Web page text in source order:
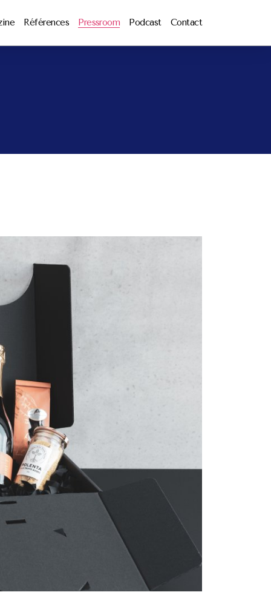
Références Pressroom Podcast Contact